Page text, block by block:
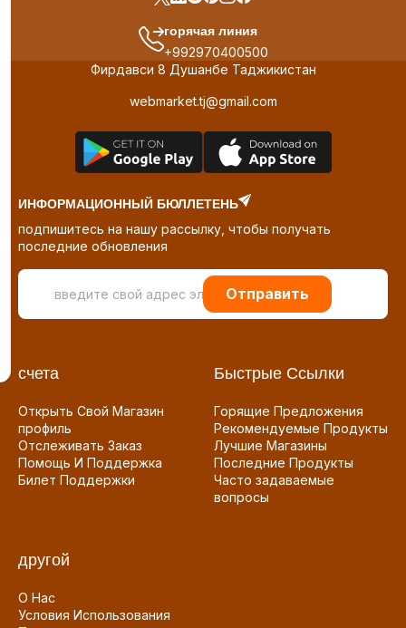
горячая линия
+992970400500
Фирдавси 8 Душанбе Таджикистан
webmarket.tj@gmail.com
ИНФОРМАЦИОННЫЙ БЮЛЛЕТЕНЬ
подпишитесь на нашу рассылку, чтобы получать
последние обновления
Отправить
счета
Открыть Свой Магазин
профиль
Отслеживать Заказ
Помощь И Поддержка
Билет Поддержки
Быстрые Ссылки
Горящие Предложения
Рекомендуемые Продукты
Лучшие Магазины
Последние Продукты
Часто задаваемые
вопросы
другой
О Нас
Условия Использования